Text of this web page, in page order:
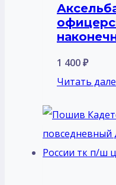
1 400₽
Читать